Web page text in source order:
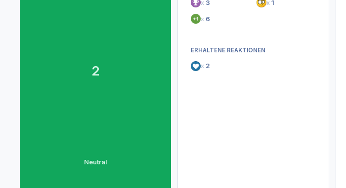
2
Neutral
x 3 x 1
x 6
ERHALTENE REAKTIONEN
x 2